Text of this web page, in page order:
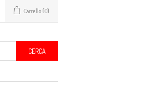
Carrello (0)
CERCA